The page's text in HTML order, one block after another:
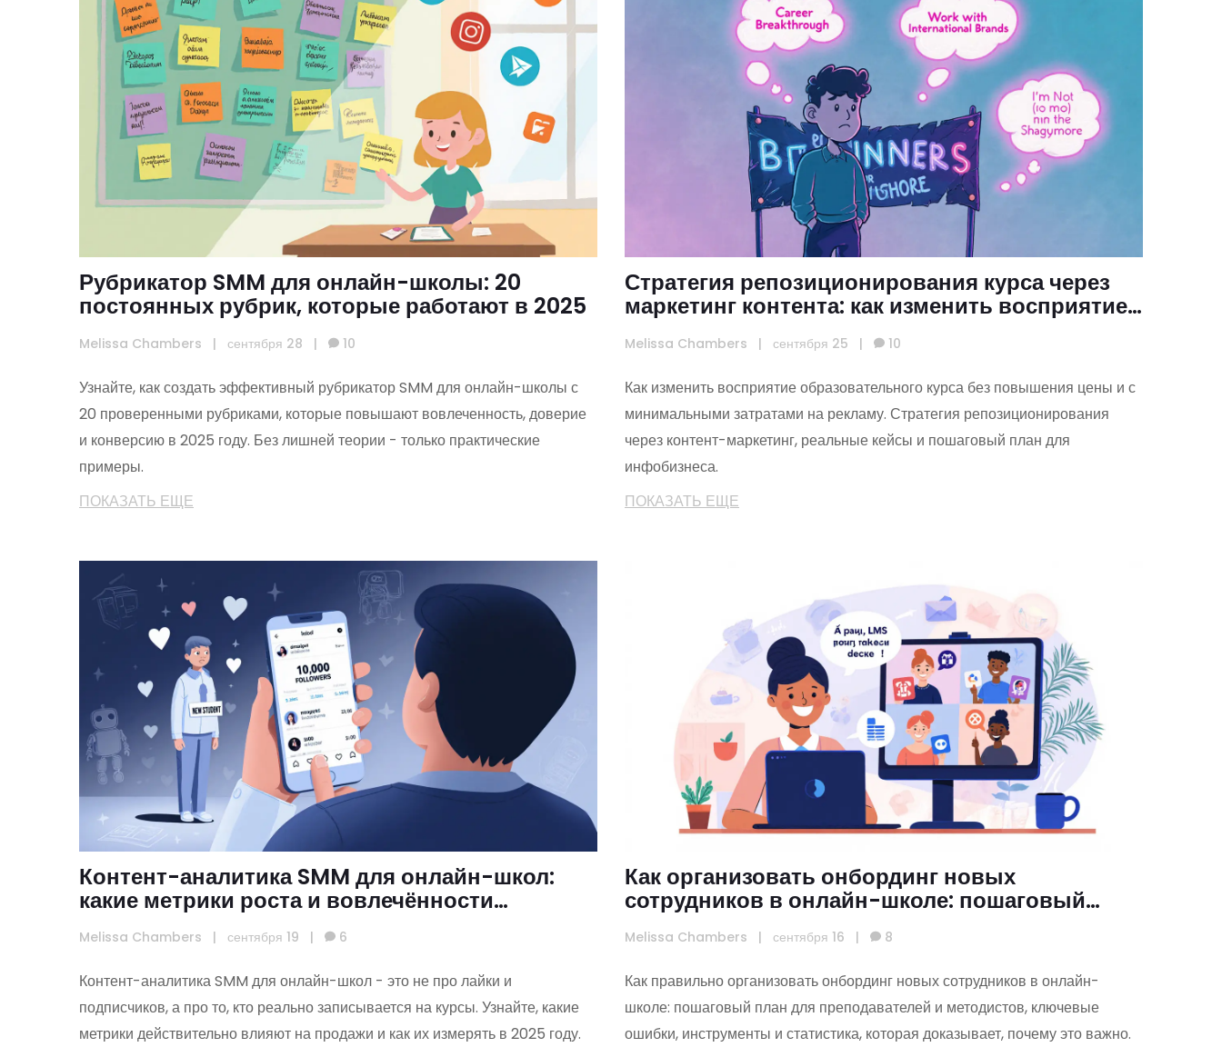
Рубрикатор SMM для онлайн-школы: 20
постоянных рубрик, которые работают в 2025
Melissa Chambers | сентября 28 | 10
Узнайте, как создать эффективный рубрикатор SMM для онлайн-школы с
20 проверенными рубриками, которые повышают вовлеченность, доверие
и конверсию в 2025 году. Без лишней теории - только практические
примеры.
ПОКАЗАТЬ ЕЩЕ
Стратегия репозиционирования курса через
маркетинг контента: как изменить восприятие
Melissa Chambers | сентября 25 | 10
Как изменить восприятие образовательного курса без повышения цены и с
минимальными затратами на рекламу. Стратегия репозиционирования
через контент-маркетинг, реальные кейсы и пошаговый план для
инфобизнеса.
ПОКАЗАТЬ ЕЩЕ
Контент-аналитика SMM для онлайн-школ:
какие метрики роста и вовлечённости
действительно работают
Melissa Chambers | сентября 19 | 6
Контент-аналитика SMM для онлайн-школ - это не про лайки и
подписчиков, а про то, кто реально записывается на курсы. Узнайте, какие
метрики действительно влияют на продажи и как их измерять в 2025 году.
Как организовать онбординг новых
сотрудников в онлайн-школе: пошаговый
план для команды
Melissa Chambers | сентября 16 | 8
Как правильно организовать онбординг новых сотрудников в онлайн-
школе: пошаговый план для преподавателей и методистов, ключевые
ошибки, инструменты и статистика, которая доказывает, почему это важно.